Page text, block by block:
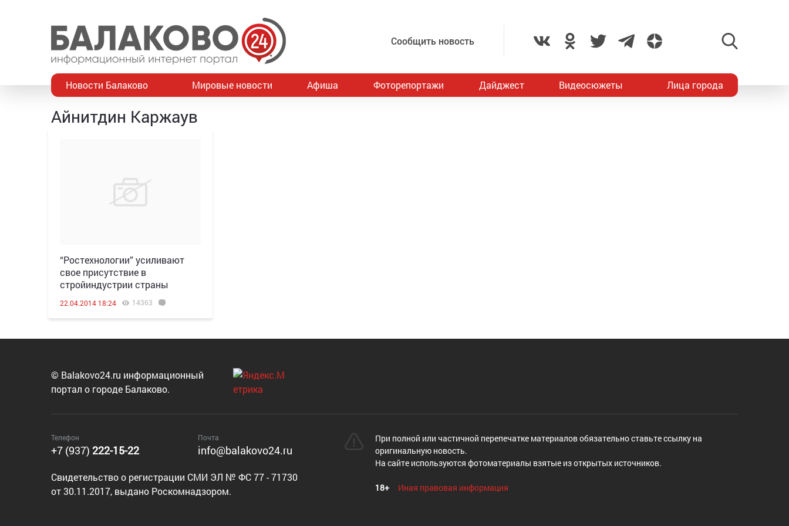
Сообщить новость
Новости Балаково Мировые новости Афиша Фоторепортажи Дайджест Видеосюжеты Лица города
Айнитдин Каржаув
“Ростехнологии” усиливают
свое присутствие в
стройиндустрии страны
22.04.2014 18:24 14363
© Balakovo24.ru информационный
портал о городе Балаково.
Телефон
+7 (937) 222-15-22
Почта
info@balakovo24.ru
Cвидетельство о регистрации СМИ ЭЛ № ФС 77 - 71730
от 30.11.2017, выдано Роскомнадзором.
При полной или частичной перепечатке материалов обязательно ставьте ссылку на
оригинальную новость.
На сайте используются фотоматериалы взятые из открытых источников.
18+ Иная правовая информация